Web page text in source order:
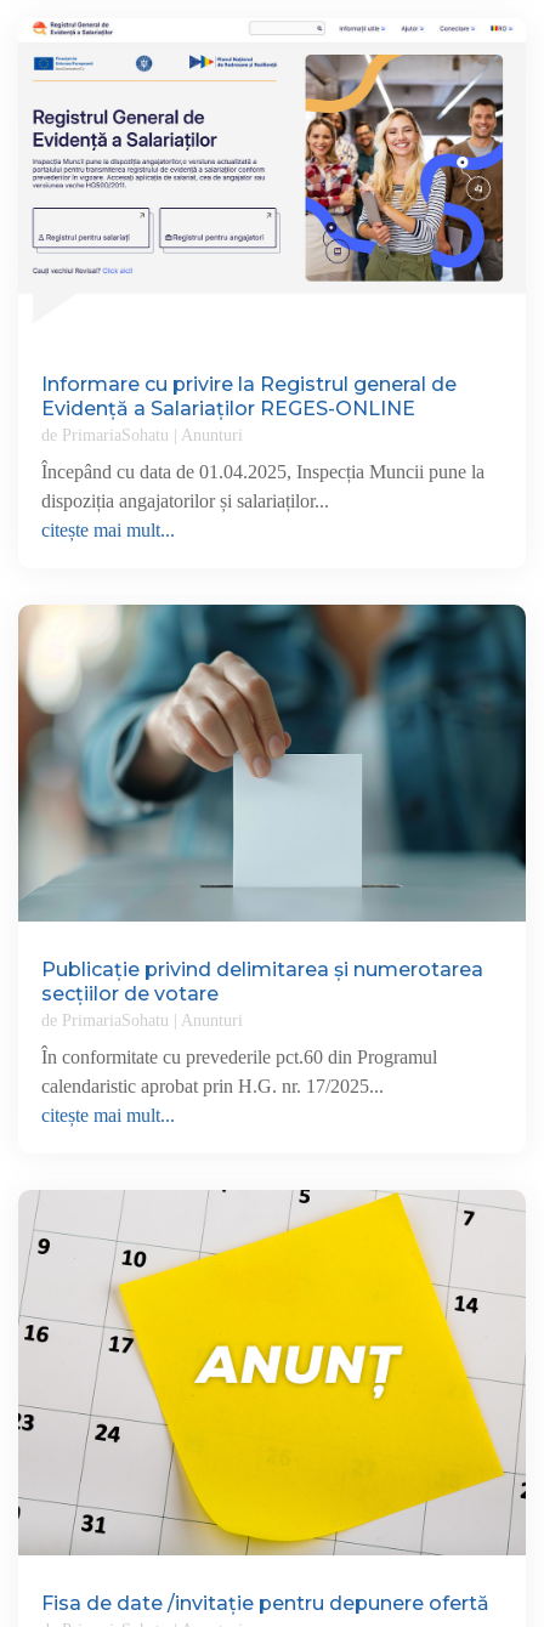
Informare cu privire la Registrul general de
Evidență a Salariaților REGES-ONLINE
de PrimariaSohatu Anunturi
Începând cu data de 01.04.2025, Inspecția Muncii pune la
dispoziția angajatorilor și salariaților...
citește mai mult...
Publicație privind delimitarea și numerotarea
secțiilor de votare
de PrimariaSohatu Anunturi
În conformitate cu prevederile pct.60 din Programul
calendaristic aprobat prin H.G. nr. 17/2025...
citește mai mult...
Fisa de date /invitație pentru depunere ofertă